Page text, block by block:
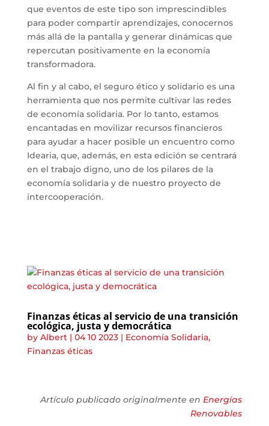
que eventos de este tipo son imprescindibles
para poder compartir aprendizajes, conocernos
más allá de la pantalla y generar dinámicas que
repercutan positivamente en la economía
transformadora.
Al fin y al cabo, el seguro ético y solidario es una
herramienta que nos permite cultivar las redes
de economía solidaria. Por lo tanto, estamos
encantadas en movilizar recursos financieros
para ayudar a hacer posible un encuentro como
Idearia, que, además, en esta edición se centrará
en el trabajo digno, uno de los pilares de la
economía solidaria y de nuestro proyecto de
intercooperación.
Finanzas éticas al servicio de una transición
ecológica, justa y democrática
by Albert| 04 10 2023| Economía Solidaria,
Finanzas éticas
Artículo publicado originalmente enEnergías
Renovables